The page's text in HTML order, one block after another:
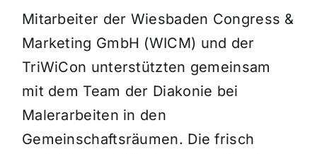
Mitarbeiter der Wiesbaden Congress &
Marketing GmbH (WICM) und der
TriWiCon unterstützten gemeinsam
mit dem Team der Diakonie bei
Malerarbeiten in den
Gemeinschaftsräumen. Die frisch